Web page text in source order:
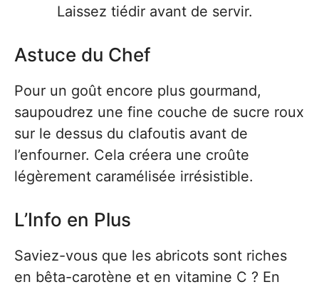
Laissez tiédir avant de servir.
Astuce du Chef
Pour un goût encore plus gourmand,
saupoudrez une fine couche de sucre roux
sur le dessus du clafoutis avant de
l’enfourner. Cela créera une croûte
légèrement caramélisée irrésistible.
L’Info en Plus
Saviez-vous que les abricots sont riches
en bêta-carotène et en vitamine C ? En